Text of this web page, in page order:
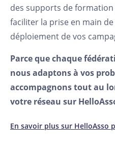
des supports de
faciliter la prise en main
déploiement de vos
Parce que chaque
nous adaptons à vos
accompagnons tout au
votre réseau sur
En savoir plus sur HelloAsso